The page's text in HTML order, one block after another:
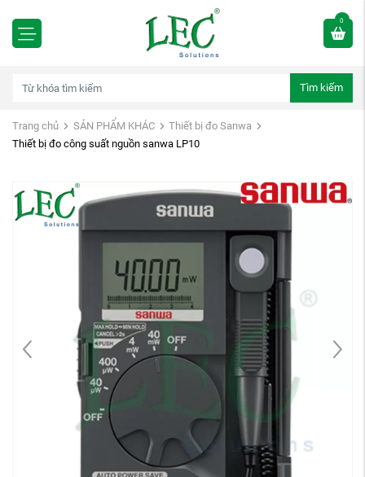
0
Tìm kiếm
Trang chủ SẢN PHẨM KHÁC
Thiết bị đo Sanwa
Thiết bị đo công suất nguồn sanwa LP10